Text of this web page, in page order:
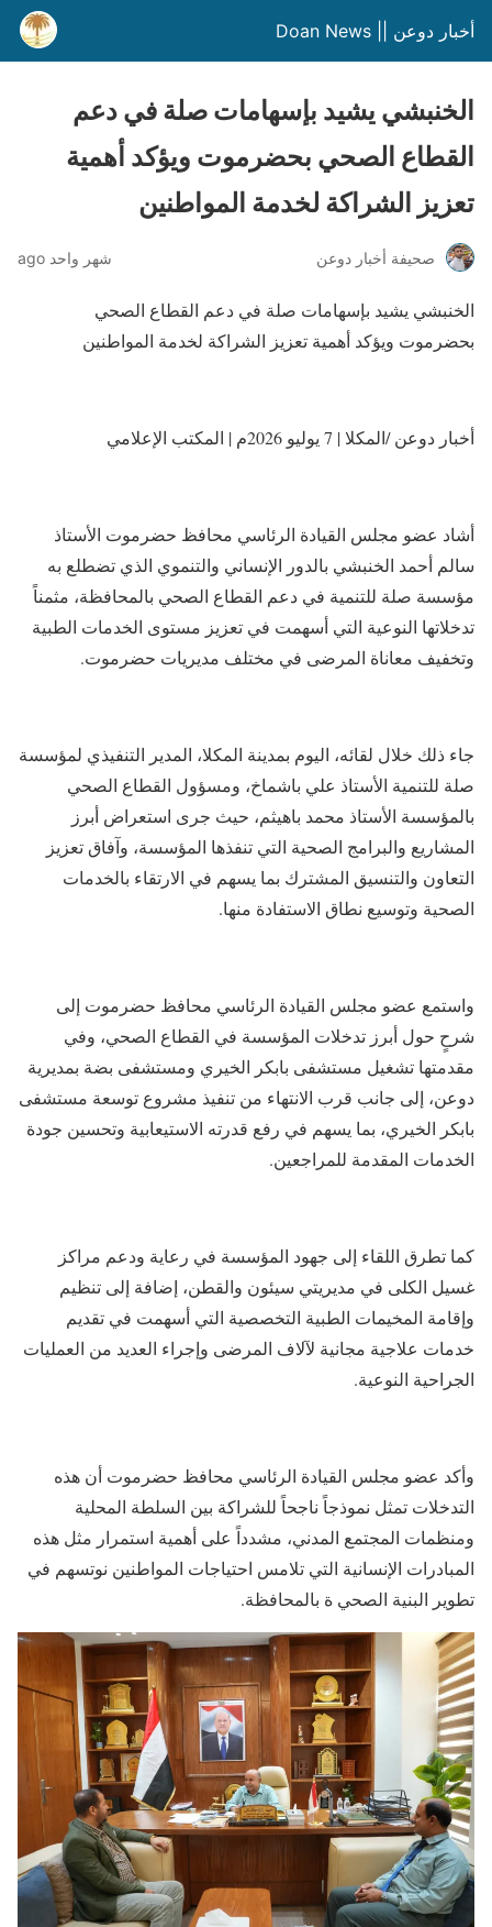
أخبار دوعن || Doan News
الخنبشي يشيد بإسهامات صلة في دعم
القطاع الصحي بحضرموت ويؤكد أهمية
تعزيز الشراكة لخدمة المواطنين
صحيفة أخبار دوعن شهر واحد ago
الخنبشي يشيد بإسهامات صلة في دعم القطاع الصحي
بحضرموت ويؤكد أهمية تعزيز الشراكة لخدمة المواطنين
أخبار دوعن /المكلا | 7 يوليو 2026م | المكتب الإعلامي
أشاد عضو مجلس القيادة الرئاسي محافظ حضرموت الأستاذ
سالم أحمد الخنبشي بالدور الإنساني والتنموي الذي تضطلع به
مؤسسة صلة للتنمية في دعم القطاع الصحي بالمحافظة، مثمناً
تدخلاتها النوعية التي أسهمت في تعزيز مستوى الخدمات الطبية
وتخفيف معاناة المرضى في مختلف مديريات حضرموت.
جاء ذلك خلال لقائه، اليوم بمدينة المكلا، المدير التنفيذي لمؤسسة
صلة للتنمية الأستاذ علي باشماخ، ومسؤول القطاع الصحي
بالمؤسسة الأستاذ محمد باهيثم، حيث جرى استعراض أبرز
المشاريع والبرامج الصحية التي تنفذها المؤسسة، وآفاق تعزيز
التعاون والتنسيق المشترك بما يسهم في الارتقاء بالخدمات
الصحية وتوسيع نطاق الاستفادة منها.
واستمع عضو مجلس القيادة الرئاسي محافظ حضرموت إلى
شرحٍ حول أبرز تدخلات المؤسسة في القطاع الصحي، وفي
مقدمتها تشغيل مستشفى بابكر الخيري ومستشفى بضة بمديرية
دوعن، إلى جانب قرب الانتهاء من تنفيذ مشروع توسعة مستشفى
بابكر الخيري، بما يسهم في رفع قدرته الاستيعابية وتحسين جودة
الخدمات المقدمة للمراجعين.
كما تطرق اللقاء إلى جهود المؤسسة في رعاية ودعم مراكز
غسيل الكلى في مديريتي سيئون والقطن، إضافة إلى تنظيم
وإقامة المخيمات الطبية التخصصية التي أسهمت في تقديم
خدمات علاجية مجانية لآلاف المرضى وإجراء العديد من العمليات
الجراحية النوعية.
وأكد عضو مجلس القيادة الرئاسي محافظ حضرموت أن هذه
التدخلات تمثل نموذجاً ناجحاً للشراكة بين السلطة المحلية
ومنظمات المجتمع المدني، مشدداً على أهمية استمرار مثل هذه
المبادرات الإنسانية التي تلامس احتياجات المواطنين نوتسهم في
تطوير البنية الصحي ة بالمحافظة.